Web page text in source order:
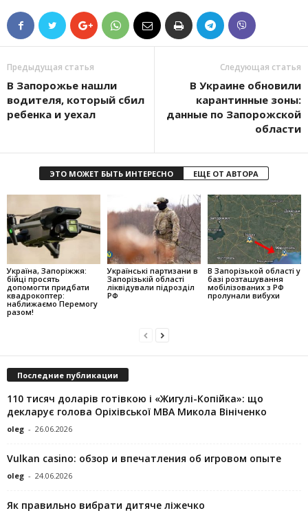
Предыдущая статья
В Запорожье нашли
водителя, который сбил
ребенка и уехал
Следующая статья
В Украине обновили
карантинные зоны:
данные по Запорожской
области
ЭТО МОЖЕТ БЫТЬ ИНТЕРЕСНО ЕЩЕ ОТ АВТОРА
Україна, Запоріжжя:
бійці просять
допомогти придбати
квадрокоптер:
наближаємо Перемогу
разом!
Українські партизани в
Запорізькій області
ліквідували підрозділ
РФ
В Запорізькой області у
базі розташування
мобілізованих з РФ
пролунали вибухи
Последние публикации
110 тисяч доларів готівкою і «Жигулі-Копійка»: що
декларує голова Оріхівської МВА Микола Вініченко
oleg - 26.06.2026
Vulkan casino: обзор и впечатления об игровом опыте
oleg - 24.06.2026
Як правильно вибрати дитяче ліжечко